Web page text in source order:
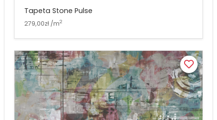
Tapeta Stone Pulse
279,00zł /m2